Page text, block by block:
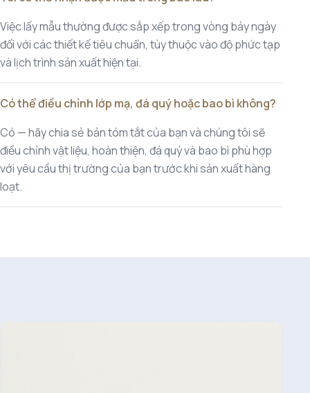
Việc lấy mẫu thường được sắp xếp trong vòng bảy ngày
đối với các thiết kế tiêu chuẩn, tùy thuộc vào độ phức tạp
và lịch trình sản xuất hiện tại.
Có thể điều chỉnh lớp mạ, đá quý hoặc bao bì không?
Có — hãy chia sẻ bản tóm tắt của bạn và chúng tôi sẽ
điều chỉnh vật liệu, hoàn thiện, đá quý và bao bì phù hợp
với yêu cầu thị trường của bạn trước khi sản xuất hàng
loạt.